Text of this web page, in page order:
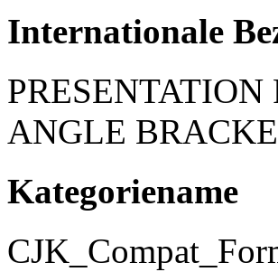
Internationale
ANGLE
Kategoriename